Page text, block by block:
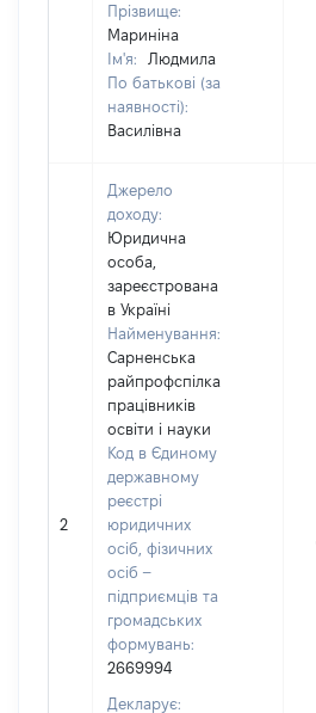
Прізвище:
Мариніна
Ім'я:
Людмила
По батькові (за
наявності):
Василівна
2
Джерело
доходу:
Юридична
особа,
зареєстрована
в Україні
Найменування:
Сарненська
райпрофспілка
працівників
освіти і науки
Код в Єдиному
державному
реєстрі
юридичних
осіб, фізичних
осіб –
підприємців та
громадських
формувань:
2669994
Декларує: